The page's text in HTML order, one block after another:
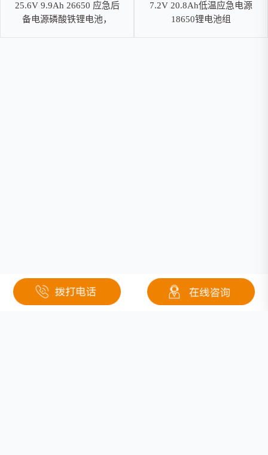
25.6V 9.9Ah 26650 应急后
备电源磷酸铁锂电池，
7.2V 20.8Ah低温应急电源
18650锂电池组